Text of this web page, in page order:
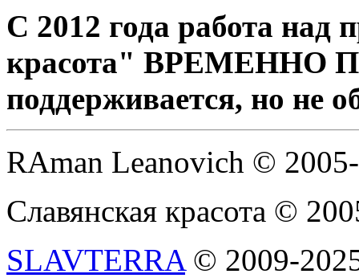
С 2012 года работа над
красота" ВРЕМЕННО
поддерживается, но не
RAman Leanovich ©
Славянская красота ©
SLAVTERRA© 2009-